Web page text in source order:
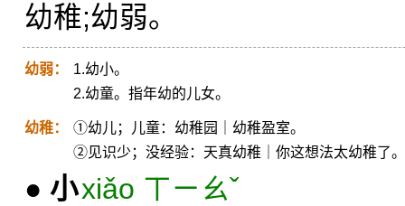
幼稚;幼弱。
幼弱：
1.幼小。
2.幼童。指年幼的儿女。
幼稚：
①幼儿；儿童：幼稚园｜幼稚盈室。
②见识少；没经验：天真幼稚｜你这想法太幼稚了。
● 小xiǎo ㄒㄧㄠˇ